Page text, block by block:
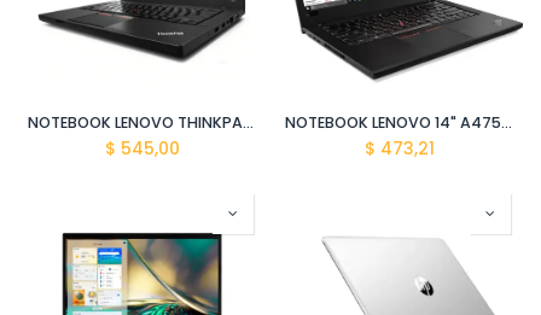
NOTEBOOK LENOVO THINKPAD L450 14" i5-4300U 8GB 256GB SSD W10 REF.
$ 545,00
NOTEBOOK LENOVO 14" A475 AMD RADEON R7 A12 8830B 8GB 128SSD W10 REF
$ 473,21